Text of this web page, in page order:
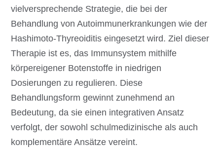
vielversprechende Strategie, die bei der
Behandlung von Autoimmunerkrankungen wie der
Hashimoto-Thyreoiditis eingesetzt wird. Ziel dieser
Therapie ist es, das Immunsystem mithilfe
körpereigener Botenstoffe in niedrigen
Dosierungen zu regulieren. Diese
Behandlungsform gewinnt zunehmend an
Bedeutung, da sie einen integrativen Ansatz
verfolgt, der sowohl schulmedizinische als auch
komplementäre Ansätze vereint.